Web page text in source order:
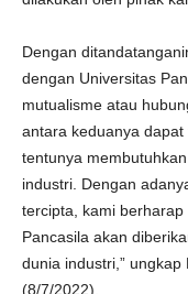
Dengan
dengan Universitas
mutualisme atau
antara keduanya dapat
tentunya
industri. Dengan
tercipta, kami
Pancasila akan
dunia industri,”
(8/7/2022).